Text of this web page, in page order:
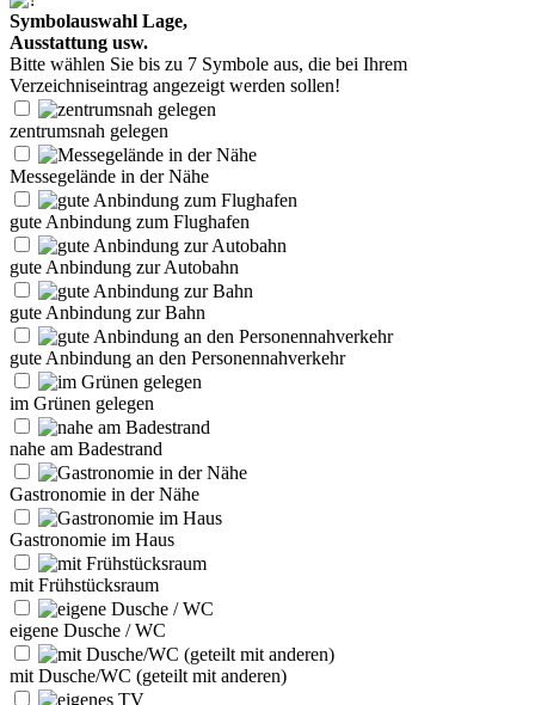
Symbolauswahl Lage,
Ausstattung usw.
Bitte wählen Sie bis zu 7 Symbole aus, die bei Ihrem
Verzeichniseintrag angezeigt werden sollen!
zentrumsnah gelegen
Messegelände in der Nähe
gute Anbindung zum Flughafen
gute Anbindung zur Autobahn
gute Anbindung zur Bahn
gute Anbindung an den Personennahverkehr
im Grünen gelegen
nahe am Badestrand
Gastronomie in der Nähe
Gastronomie im Haus
mit Frühstücksraum
eigene Dusche / WC
mit Dusche/WC (geteilt mit anderen)